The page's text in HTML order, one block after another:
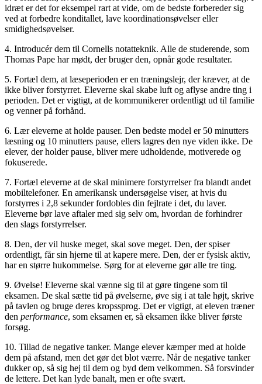
idræt er det for eksempel rart at vide, om de bedste forbereder sig
ved at forbedre konditallet, lave koordinationsøvelser eller
smidighedsøvelser.
4. Introducér dem til Cornells notatteknik. Alle de studerende, som
Thomas Pape har mødt, der bruger den, opnår gode resultater.
5. Fortæl dem, at læseperioden er en træningslejr, der kræver, at de
ikke bliver forstyrret. Eleverne skal skabe luft og aflyse andre ting i
perioden. Det er vigtigt, at de kommunikerer ordentligt ud til familie
og venner på forhånd.
6. Lær eleverne at holde pauser. Den bedste model er 50 minutters
læsning og 10 minutters pause, ellers lagres den nye viden ikke. De
elever, der holder pause, bliver mere udholdende, motiverede og
fokuserede.
7. Fortæl eleverne at de skal minimere forstyrrelser fra blandt andet
mobiltelefoner. En amerikansk undersøgelse viser, at hvis du
forstyrres i 2,8 sekunder fordobles din fejlrate i det, du laver.
Eleverne bør lave aftaler med sig selv om, hvordan de forhindrer
den slags forstyrrelser.
8. Den, der vil huske meget, skal sove meget. Den, der spiser
ordentligt, får sin hjerne til at kapere mere. Den, der er fysisk aktiv,
har en større hukommelse. Sørg for at eleverne gør alle tre ting.
9. Øvelse! Eleverne skal vænne sig til at gøre tingene som til
eksamen. De skal sætte tid på øvelserne, øve sig i at tale højt, skrive
på tavlen og bruge deres kropssprog. Det er vigtigt, at eleven træner
den performance, som eksamen er, så eksamen ikke bliver første
forsøg.
10. Tillad de negative tanker. Mange elever kæmper med at holde
dem på afstand, men det gør det blot værre. Når de negative tanker
dukker op, så sig hej til dem og byd dem velkommen. Så forsvinder
de lettere. Det kan lyde banalt, men er ofte svært.